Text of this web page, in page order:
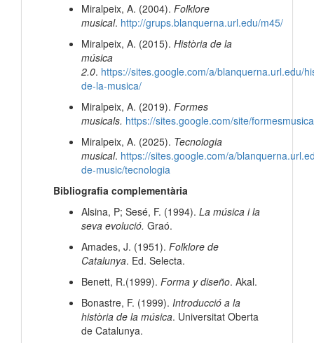
Miralpeix, A. (2004). Folklore
musical. http://grups.blanquerna.url.edu/m45/
Miralpeix, A. (2015). Història de la
música
2.0. https://sites.google.com/a/blanquerna.url.edu/
de-la-musica/
Miralpeix, A. (2019). Formes
musicals. https://sites.google.com/site/
Miralpeix, A. (2025). Tecnologia
musical. https://sites.google.com/a/
de-music/tecnologia
Bibliografia complementària
Alsina, P; Sesé, F. (1994). La música i la
seva evolució. Graó.
Amades, J. (1951). Folklore de
Catalunya. Ed. Selecta.
Benett, R.(1999). Forma y diseño. Akal.
Bonastre, F. (1999). Introducció a la
història de la música. Universitat Oberta
de Catalunya.